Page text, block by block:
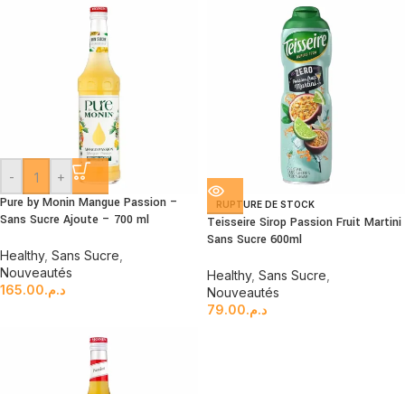
- +
Pure by Monin Mangue Passion –
Sans Sucre Ajoute – 700 ml
Healthy, Sans Sucre
Nouveautés
د.م.165.00
RUPTURE DE STOCK
Teisseire Sirop Passion Fruit Martini
Sans Sucre 600ml
Healthy, Sans Sucre
Nouveautés
د.م.79.00